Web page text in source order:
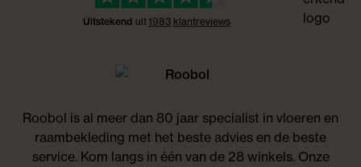
Roobol is al meer dan 80 jaar specialist in vloeren en
raambekleding met het beste advies en de beste
service. Kom langs in één van de 28 winkels. Onze
Uitstekend uit 1983 klantreviews